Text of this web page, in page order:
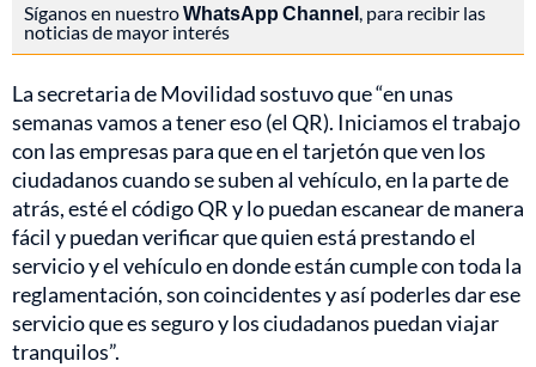
Síganos en nuestroWhatsApp Channel, para recibir las
noticias de mayor interés
La secretaria de Movilidad sostuvo que “en unas
semanas vamos a tener eso (el QR). Iniciamos el trabajo
con las empresas para que en el tarjetón que ven los
ciudadanos cuando se suben al vehículo, en la parte de
atrás, esté el código QR y lo puedan escanear de manera
fácil y puedan verificar que quien está prestando el
servicio y el vehículo en donde están cumple con toda la
reglamentación, son coincidentes y así poderles dar ese
servicio que es seguro y los ciudadanos puedan viajar
tranquilos”.